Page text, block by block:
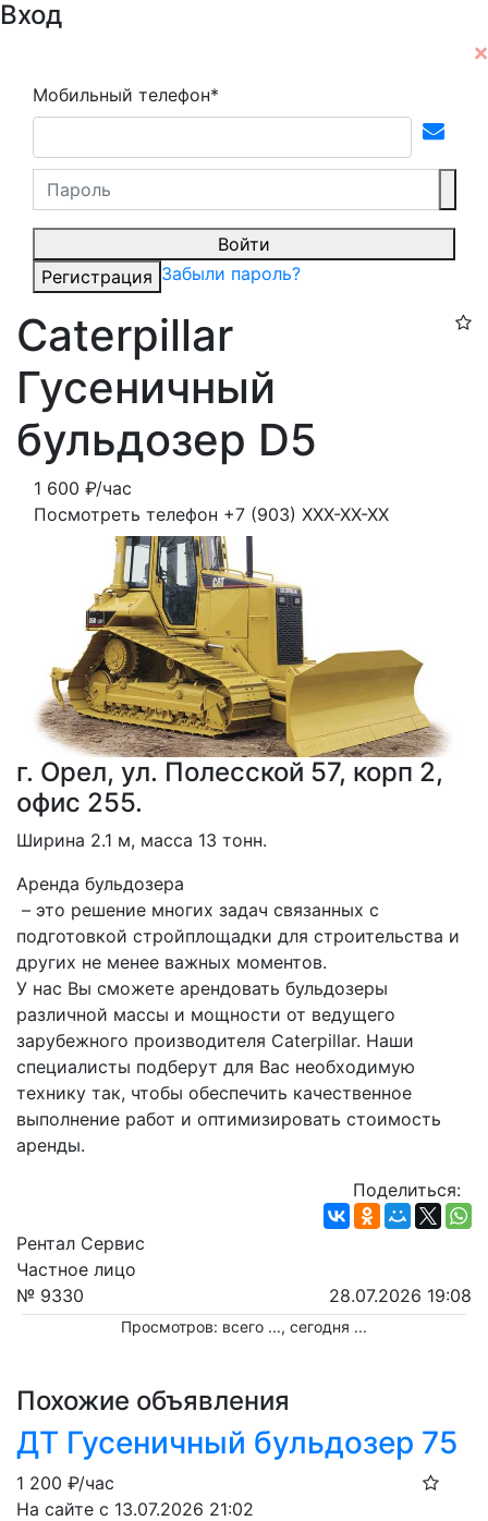
Вход
Мобильный телефон*
Войти
Регистрация Забыли пароль?
Caterpillar
Гусеничный
бульдозер D5
1 600 ₽/час
Посмотреть телефон +7 (903) XXX-XX-XX
г. Орел, ул. Полесской 57, корп 2,
офис 255.
Ширина 2.1 м, масса 13 тонн.
Аренда бульдозера
подготовкой стройплощадки для строительства и
других не менее важных моментов.
У нас Вы сможете арендовать бульдозеры
различной массы и мощности от ведущего
зарубежного производителя Caterpillar. Наши
специалисты подберут для Вас необходимую
технику так, чтобы обеспечить качественное
выполнение работ и оптимизировать стоимость
аренды.
Поделиться:
Рентал Сервис
Частное лицо
№ 9330
28.07.2026 19:08
Просмотров: всего ..., сегодня ...
Похожие объявления
ДТ Гусеничный бульдозер 75
1 200 ₽/час
На сайте с 13.07.2026 21:02